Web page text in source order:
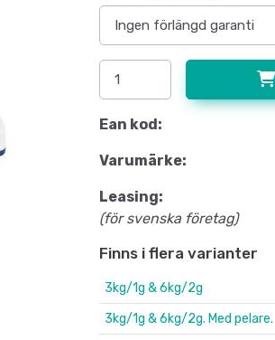
Ean kod:
Varumärke:
Leasing:
(för svenska företag)
Finns i flera varianter
3kg/1g & 6kg/2g
3kg/1g & 6kg/2g. Med pelare.